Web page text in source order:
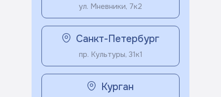
ул. Мневники, 7к2
Санкт-Петербург
пр. Культуры, 31к1
Курган